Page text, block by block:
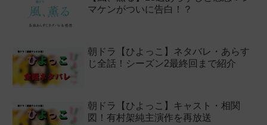
マケンがついに告白！？
朝ドラ【ひよっこ】ネタバレ・あらす
じ全話！シーズン2最終回まで紹介
朝ドラ【ひよっこ】キャスト・相関
図！有村架純主演作を再放送